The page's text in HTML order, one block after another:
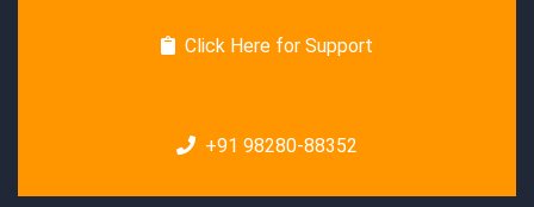
Click Here for Support
+91 98280-88352